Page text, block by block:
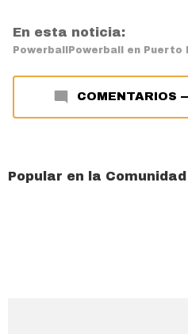
En esta noticia:
Powerball Powerball en Puerto
COMENTARIOS
Popular en la Comunidad